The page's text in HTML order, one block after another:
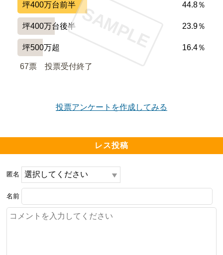
坪400万台前半 44.8％
坪400万台後半 23.9％
坪500万超 16.4％
67票 投票受付終了
SAMPLE
投票アンケートを作成してみる
レス投稿
匿名
名前